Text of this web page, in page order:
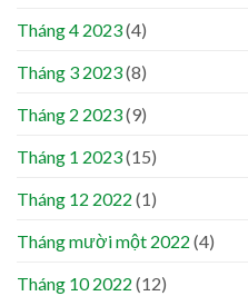
Tháng 4 2023(4)
Tháng 3 2023(8)
Tháng 2 2023(9)
Tháng 1 2023(15)
Tháng 12 2022 (1)
Tháng mười một 2022 (4)
Tháng 10 2022 (12)